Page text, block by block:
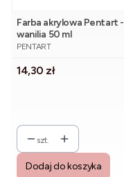
Farba akrylowa Pentart -
wanilia 50 ml
PRODUCENT
PENTART
Cena
14,30 zł
szt.
Dodaj do koszyka